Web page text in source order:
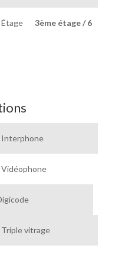
Étage 3ème étage / 6
Interphone
Vidéophone
Triple vitrage